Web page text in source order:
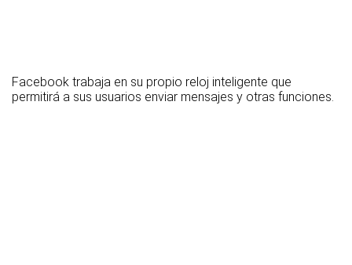
Facebook trabaja en su propio reloj inteligente que
permitirá a sus usuarios enviar mensajes y otras funciones.